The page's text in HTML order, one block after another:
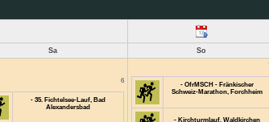
Sa So
6
- 35. Fichtelsee-Lauf, Bad
Alexandersbad
- OfrMSCH - Fränkischer
Schweiz-Marathon, Forchheim
- Kirchturmlauf, Waldkirchen